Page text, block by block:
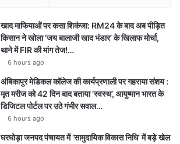
T
u
b
e
t
a
g
r
a
e
g
a
m
t
s
p
p
खाद माफियाओं पर कसा शिकंजा: RM24 के बाद अब पीड़ित
किसान ने खोला ‘जय बालाजी खाद भंडार’ के खिलाफ मोर्चा,
थाने में FIR की मांग तेज!…
6 hours ago
अंबिकापुर मेडिकल कॉलेज की कार्यप्रणाली पर गहराया संशय :
मृत मरीज को 42 दिन बाद बताया ‘स्वस्थ’, आयुष्मान भारत के
डिजिटल पोर्टल पर उठे गंभीर सवाल…
6 hours ago
घरघोड़ा जनपद पंचायत में ‘सामुदायिक विकास निधि’ में बड़े खेल